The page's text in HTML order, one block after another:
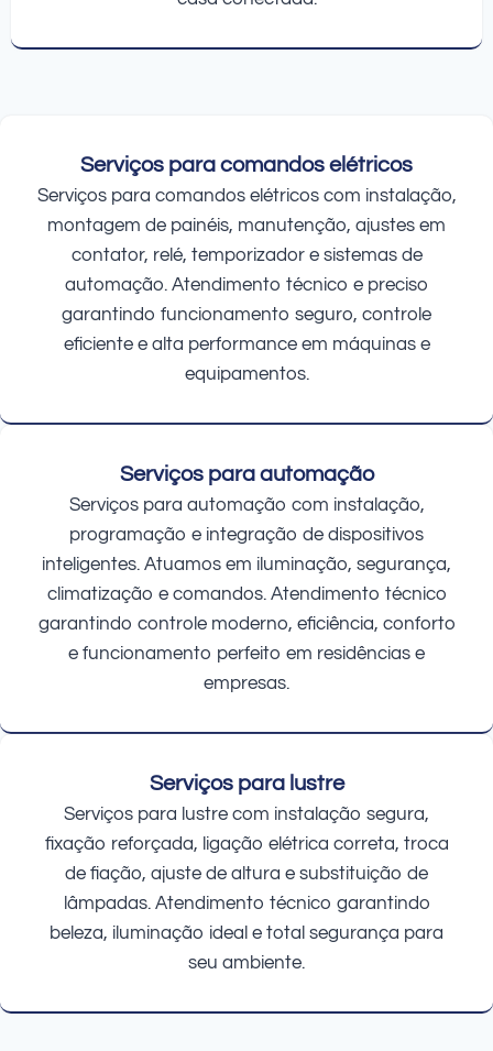
Serviços para comandos elétricos
Serviços para comandos elétricos com instalação,
montagem de painéis, manutenção, ajustes em
contator, relé, temporizador e sistemas de
automação. Atendimento técnico e preciso
garantindo funcionamento seguro, controle
eficiente e alta performance em máquinas e
equipamentos.
Serviços para automação
Serviços para automação com instalação,
programação e integração de dispositivos
inteligentes. Atuamos em iluminação, segurança,
climatização e comandos. Atendimento técnico
garantindo controle moderno, eficiência, conforto
e funcionamento perfeito em residências e
empresas.
Serviços para lustre
Serviços para lustre com instalação segura,
fixação reforçada, ligação elétrica correta, troca
de fiação, ajuste de altura e substituição de
lâmpadas. Atendimento técnico garantindo
beleza, iluminação ideal e total segurança para
seu ambiente.